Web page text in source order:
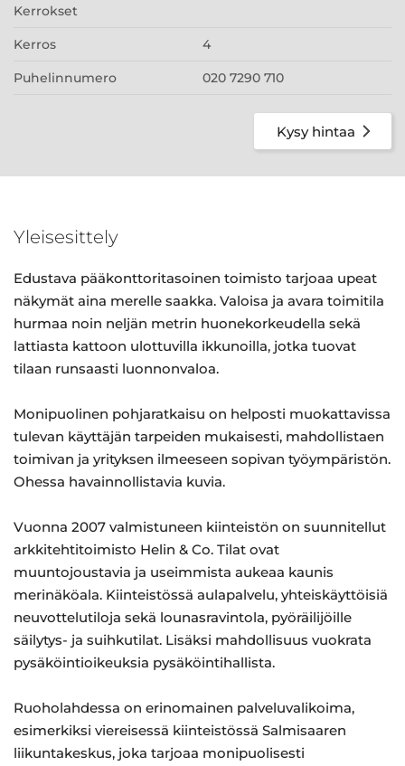
Kerrokset
Kerros 4
Puhelinnumero 020 7290 710
Kysy hintaa
Yleisesittely
Edustava pääkonttoritasoinen toimisto tarjoaa upeat
näkymät aina merelle saakka. Valoisa ja avara toimitila
hurmaa noin neljän metrin huonekorkeudella sekä
lattiasta kattoon ulottuvilla ikkunoilla, jotka tuovat
tilaan runsaasti luonnonvaloa.
Monipuolinen pohjaratkaisu on helposti muokattavissa
tulevan käyttäjän tarpeiden mukaisesti, mahdollistaen
toimivan ja yrityksen ilmeeseen sopivan työympäristön.
Ohessa havainnollistavia kuvia.
Vuonna 2007 valmistuneen kiinteistön on suunnitellut
arkkitehtitoimisto Helin & Co. Tilat ovat
muuntojoustavia ja useimmista aukeaa kaunis
merinäköala. Kiinteistössä aulapalvelu, yhteiskäyttöisiä
neuvottelutiloja sekä lounasravintola, pyöräilijöille
säilytys- ja suihkutilat. Lisäksi mahdollisuus vuokrata
pysäköintioikeuksia pysäköintihallista.
Ruoholahdessa on erinomainen palveluvalikoima,
esimerkiksi viereisessä kiinteistössä Salmisaaren
liikuntakeskus, joka tarjoaa monipuolisesti